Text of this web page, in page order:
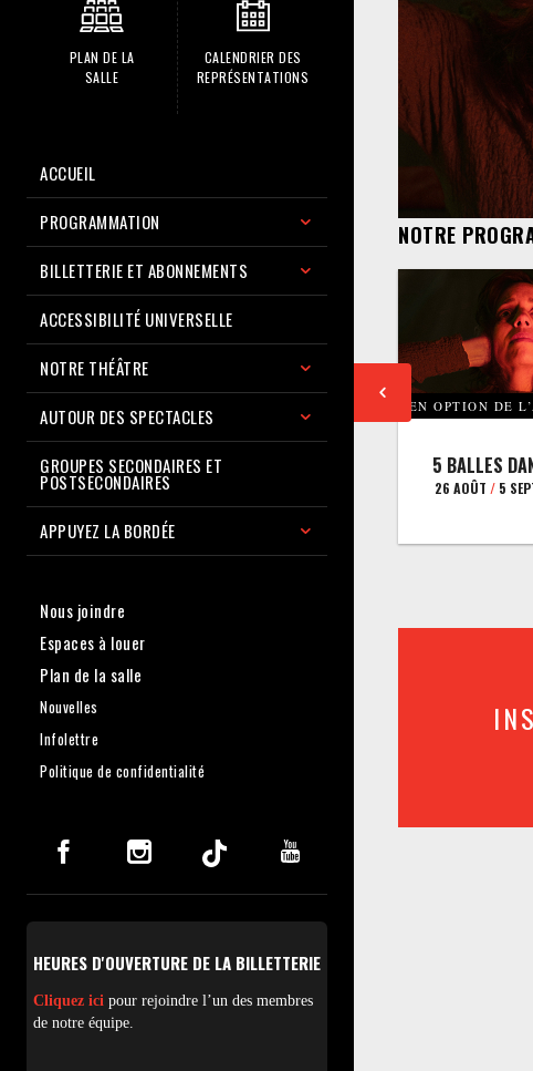
PLAN DE LA
SALLE
CALENDRIER DES
REPRÉSENTATIONS
ACCUEIL
PROGRAMMATION
BILLETTERIE ET ABONNEMENTS
ACCESSIBILITÉ UNIVERSELLE
NOTRE THÉÂTRE
AUTOUR DES SPECTACLES
GROUPES SECONDAIRES ET
POSTSECONDAIRES
APPUYEZ LA BORDÉE
Nous joindre
Espaces à louer
Plan de la salle
Nouvelles
Infolettre
Politique de confidentialité
HEURES D'OUVERTURE DE LA BILLETTERIE
Cliquez ici pour rejoindre l’un des membres
de notre équipe.
NOTRE
EN OPTION DE
5 BALLES
26 AOÛT /5